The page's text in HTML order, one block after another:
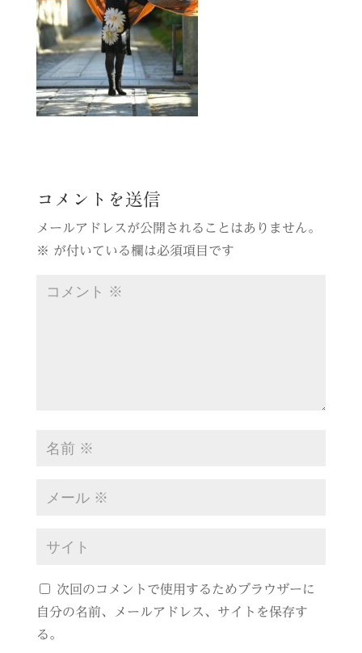
コメントを送信
メールアドレスが公開されることはありません。
※ が付いている欄は必須項目です
次回のコメントで使用するためブラウザーに
自分の名前、メールアドレス、サイトを保存す
る。